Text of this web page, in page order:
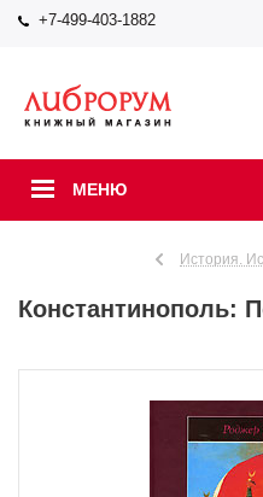
+7-499-403-1882
МЕНЮ
История.
Константинополь: